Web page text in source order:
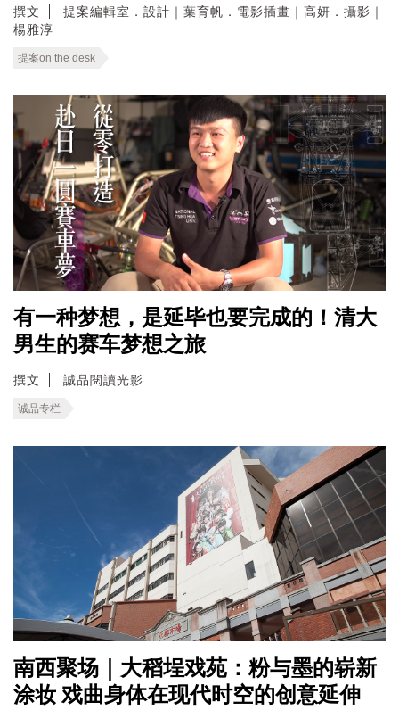
撰文
提案編輯室．設計｜葉育帆．電影插畫｜高妍．攝影｜
楊雅淳
提案on the desk
有一种梦想，是延毕也要完成的！清大
男生的赛车梦想之旅
撰文 誠品閱讀光影
诚品专栏
南西聚场｜大稻埕戏苑：粉与墨的崭新
涂妆 戏曲身体在现代时空的创意延伸